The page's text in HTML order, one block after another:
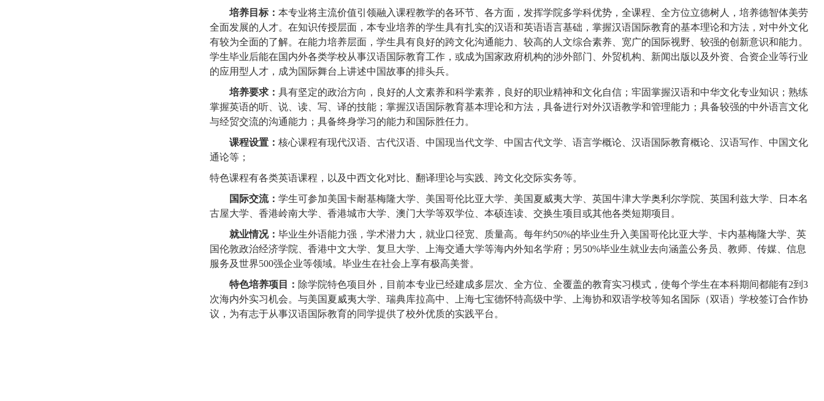
培养目标： 本专业将主流价值引领融入课程教学的各环节、各方面，发挥学院多学科优势，全课程、全方位立德树人，培养德智体美劳
全面发展的人才。在知识传授层面，本专业培养的学生具有扎实的汉语和英语语言基础，掌握汉语国际教育的基本理论和方法，对中外文化
有较为全面的了解。在能力培养层面，学生具有良好的跨文化沟通能力、较高的人文综合素养、宽广的国际视野、较强的创新意识和能力。
学生毕业后能在国内外各类学校从事汉语国际教育工作，或成为国家政府机构的涉外部门、外贸机构、新闻出版以及外资、合资企业等行业
的应用型人才，成为国际舞台上讲述中国故事的排头兵。
培养要求： 具有坚定的政治方向，良好的人文素养和科学素养，良好的职业精神和文化自信；牢固掌握汉语和中华文化专业知识；熟练
掌握英语的听、说、读、写、译的技能；掌握汉语国际教育基本理论和方法，具备进行对外汉语教学和管理能力；具备较强的中外语言文化
与经贸交流的沟通能力；具备终身学习的能力和国际胜任力。
课程设置： 核心课程有现代汉语、古代汉语、中国现当代文学、中国古代文学、语言学概论、汉语国际教育概论、汉语写作、中国文化
通论等；
特色课程有各类英语课程，以及中西文化对比、翻译理论与实践、跨文化交际实务等。
国际交流： 学生可参加美国卡耐基梅隆大学、美国哥伦比亚大学、美国夏威夷大学、英国牛津大学奥利尔学院、英国利兹大学、日本名
古屋大学、香港岭南大学、香港城市大学、澳门大学等双学位、本硕连读、交换生项目或其他各类短期项目。
就业情况： 毕业生外语能力强，学术潜力大， 就业口径宽、质量高。每年约50%的毕业生升入 美国哥伦比亚大学、卡内基梅隆大学、英
国伦敦政治经济学院、 香港中文大学、复旦大学、上海交通大学等海内外知名学府 ；另50%毕业生就业去向涵盖公务员、教师、传媒、信息
服务及世界500强企业等领域。毕业生在社会上享有极高美誉。
特色培养项目： 除学院特色项目外，目前本专业已经建成多层次、全方位、全覆盖的教育实习模式，使每个学生在本科期间都能有2到 3
次海内外实习机会。与美国夏威夷大学、瑞典库拉高中、上海七宝德怀特高级中学、上海协和双语学校等知名国际（双语）学校签订合作协
议，为有志于从事汉语国际教育的同学提供了校外优质的实践平台。